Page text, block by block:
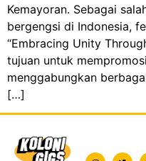
Kemayoran. Sebagai
bergengsi di Indonesia,
“Embracing Unity
tujuan untuk
menggabungkan
[…]